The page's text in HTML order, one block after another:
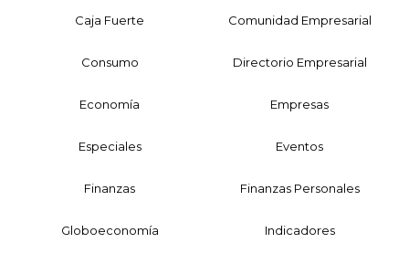
Caja Fuerte Comunidad Empresarial
Consumo Directorio Empresarial
Economía Empresas
Especiales Eventos
Finanzas Finanzas Personales
Globoeconomía Indicadores